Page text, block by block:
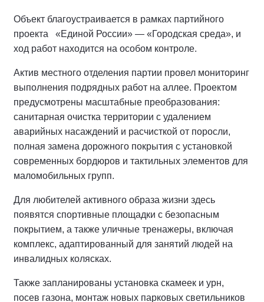
Объект благоустраивается в рамках партийного
проекта «Единой России» — «Городская среда», и
ход работ находится на особом контроле.
Актив местного отделения партии провел мониторинг
выполнения подрядных работ на аллее. Проектом
предусмотрены масштабные преобразования:
санитарная очистка территории с удалением
аварийных насаждений и расчисткой от поросли,
полная замена дорожного покрытия с установкой
современных бордюров и тактильных элементов для
маломобильных групп.
Для любителей активного образа жизни здесь
появятся спортивные площадки с безопасным
покрытием, а также уличные тренажеры, включая
комплекс, адаптированный для занятий людей на
инвалидных колясках.
Также запланированы установка скамеек и урн,
посев газона, монтаж новых парковых светильников